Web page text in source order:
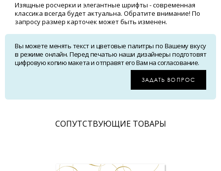
Изящные росчерки и элегантные шрифты - современная
классика всегда будет актуальна. Обратите внимание! По
запросу размер карточек может быть изменен.
Вы можете менять текст и цветовые палитры по Вашему вкусу
в режиме онлайн. Перед печатью наши дизайнеры подготовят
цифровую копию макета и отправят его Вам на согласование.
ЗАДАТЬ ВОПРОС
CОПУТСТВУЮЩИЕ ТОВАРЫ